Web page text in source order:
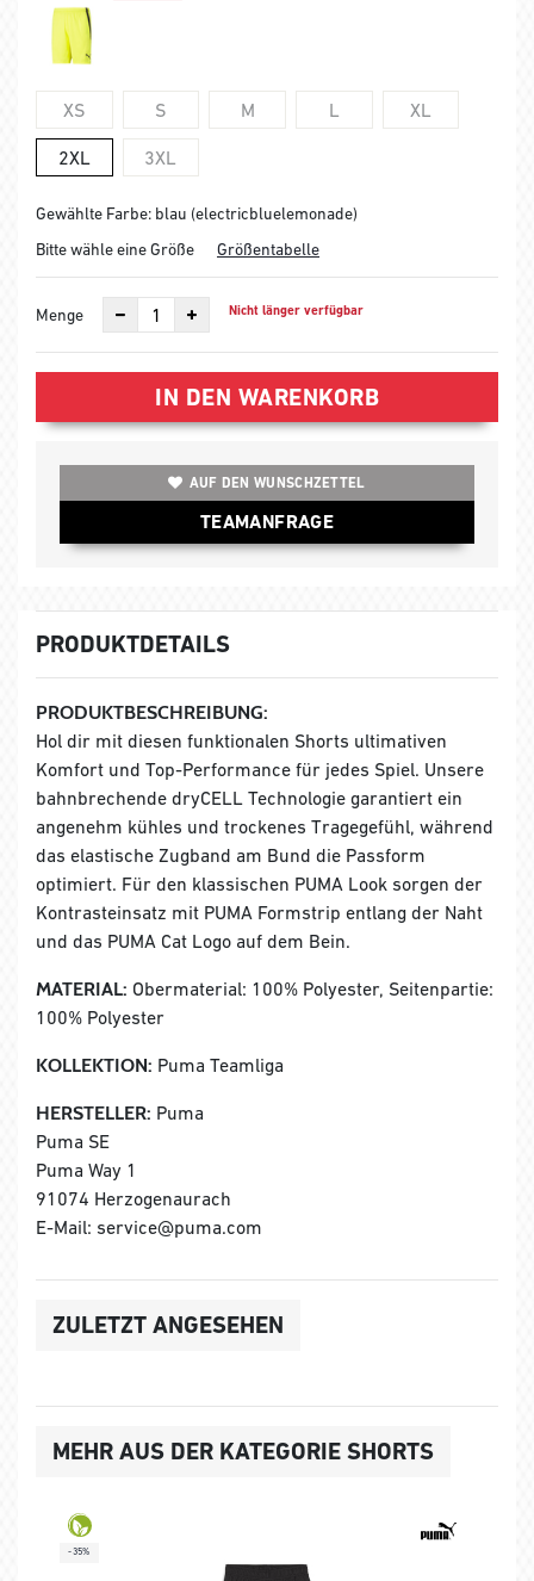
XS S M L XL
2XL 3XL
Gewählte Farbe: blau (electricbluelemonade)
Bitte wähle eine Größe
Größentabelle
Menge Nicht länger verfügbar
IN DEN WARENKORB
AUF DEN WUNSCHZETTEL
TEAMANFRAGE
PRODUKTDETAILS
PRODUKTBESCHREIBUNG:
Hol dir mit diesen funktionalen Shorts ultimativen
Komfort und Top-Performance für jedes Spiel. Unsere
bahnbrechende dryCELL Technologie garantiert ein
angenehm kühles und trockenes Tragegefühl, während
das elastische Zugband am Bund die Passform
optimiert. Für den klassischen PUMA Look sorgen der
Kontrasteinsatz mit PUMA Formstrip entlang der Naht
und das PUMA Cat Logo auf dem Bein.
MATERIAL: Obermaterial: 100% Polyester, Seitenpartie:
100% Polyester
KOLLEKTION: Puma Teamliga
HERSTELLER: Puma
Puma SE
Puma Way 1
91074 Herzogenaurach
E-Mail: service@puma.com
ZULETZT ANGESEHEN
MEHR AUS DER KATEGORIE SHORTS
-35%